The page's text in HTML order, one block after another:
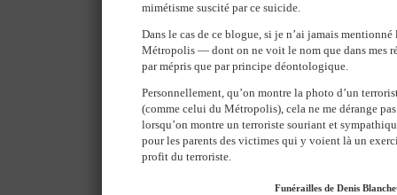
mimétisme suscité par ce suicide.
Dans le cas de ce blogue, si je n’ai jamais
Métropolis — dont on ne voit le nom que dans mes
par mépris que par principe déontologique.
Personnellement, qu’on montre la photo d’un
(comme celui du Métropolis), cela ne me dérange
lorsqu’on montre un terroriste souriant et
pour les parents des victimes qui y voient là un
profit du terroriste.
Funérailles de Denis